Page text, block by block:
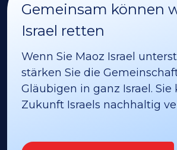
Gemeinsam können
Israel retten
Wenn Sie Maoz Israel
stärken Sie die
Gläubigen in ganz Israel. Sie
Zukunft Israels nachhaltig